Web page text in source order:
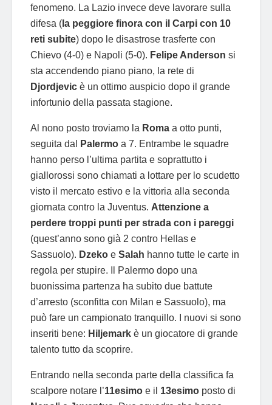
fenomeno. La Lazio invece deve lavorare sulla
difesa ( la peggiore finora con il Carpi con 10
reti subite) dopo le disastrose trasferte con
Chievo (4-0) e Napoli (5-0). Felipe Anderson si
sta accendendo piano piano, la rete di
Djordjevic è un ottimo auspicio dopo il grande
infortunio della passata stagione.
Al nono posto troviamo la Roma a otto punti,
seguita dal
Palermo a 7. Entrambe le squadre
hanno perso l’ultima partita e soprattutto i
giallorossi sono chiamati a lottare per lo scudetto
visto il mercato estivo e la vittoria alla seconda
giornata contro la Juventus. Attenzione a
perdere troppi punti per strada con i pareggi
(quest’anno sono già 2 contro Hellas e
Sassuolo). Dzeko e Salah hanno tutte le carte in
regola per stupire. Il Palermo dopo una
buonissima partenza ha subito due battute
d’arresto (sconfitta con Milan e Sassuolo), ma
può fare un campionato tranquillo. I nuovi si sono
inseriti bene: Hiljemark è un giocatore di grande
talento tutto da scoprire.
Entrando nella seconda parte della classifica fa
scalpore notare l’11esimo e il 13esimo posto di